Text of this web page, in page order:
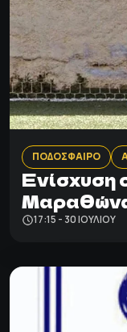
ΠΟΔΟΣΦΑΙΡΟ
Ενίσχυση
17:15 - 30 ΙΟΥΛΊΟΥ